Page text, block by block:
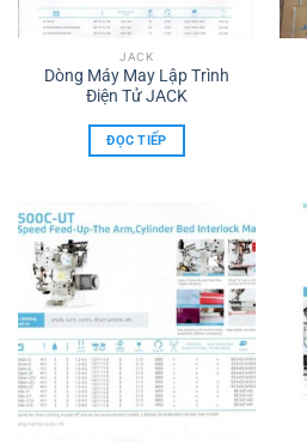
JACK
Dòng Máy May Lập Trình
Điện Tử JACK
ĐỌC TIẾP